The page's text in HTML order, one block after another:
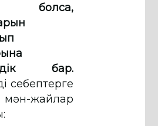
болса,
бар.
себептерге
жайлар